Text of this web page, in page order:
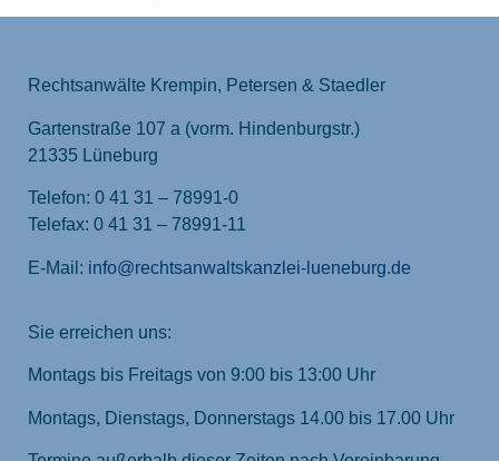
Rechtsanwälte Krempin, Petersen & Staedler
Gartenstraße 107 a (vorm. Hindenburgstr.)
21335 Lüneburg
Telefon: 0 41 31 – 78991-0
Telefax: 0 41 31 – 78991-11
E-Mail: info@rechtsanwaltskanzlei-lueneburg.de
Sie erreichen uns:
Montags bis Freitags von 9:00 bis 13:00 Uhr
Montags, Dienstags, Donnerstags 14.00 bis 17.00 Uhr